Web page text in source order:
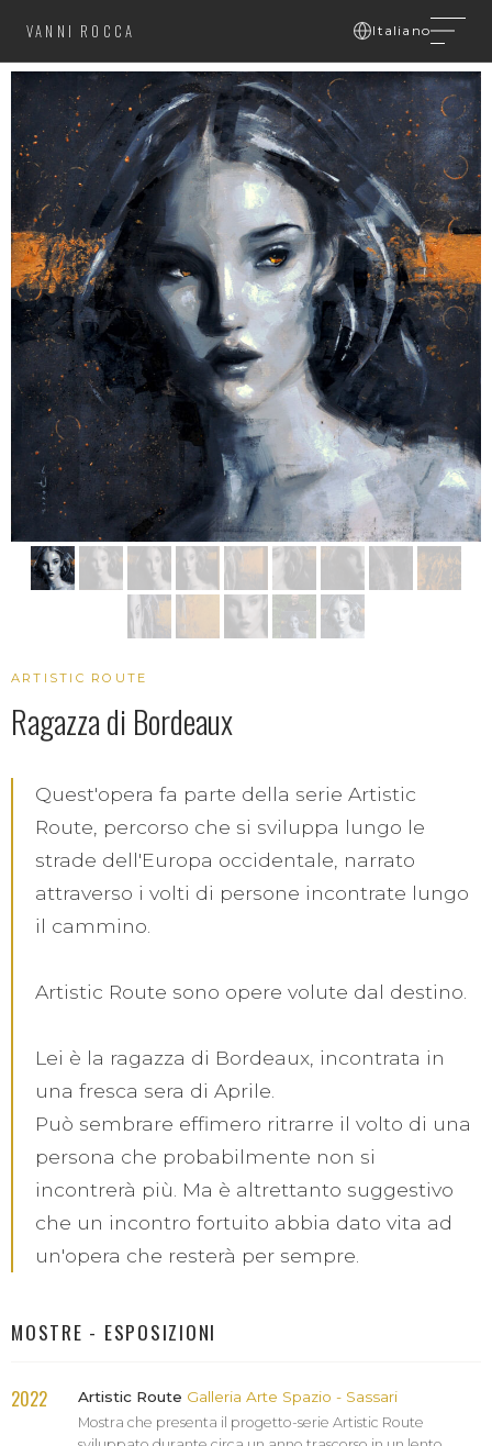
VANNI ROCCA Italiano
ARTISTIC ROUTE
Ragazza di Bordeaux
Quest'opera fa parte della serie Artistic
Route, percorso che si sviluppa lungo le
strade dell'Europa occidentale, narrato
attraverso i volti di persone incontrate lungo
il cammino.
Artistic Route sono opere volute dal destino.
Lei è la ragazza di Bordeaux, incontrata in
una fresca sera di Aprile.
Può sembrare effimero ritrarre il volto di una
persona che probabilmente non si
incontrerà più. Ma è altrettanto suggestivo
che un incontro fortuito abbia dato vita ad
un'opera che resterà per sempre.
MOSTRE - ESPOSIZIONI
2022 Artistic Route Galleria Arte Spazio - Sassari
Mostra che presenta il progetto-serie Artistic Route